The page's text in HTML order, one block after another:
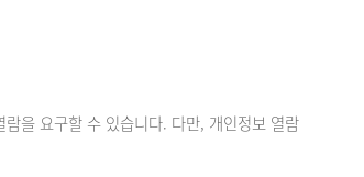
을 요구할 수 있습니다. 다만, 개인정보 열람